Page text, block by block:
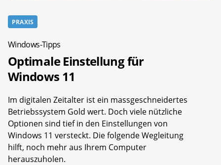
PRAXIS
Windows-Tipps
Optimale Einstellung für
Windows 11
Im digitalen Zeitalter ist ein massgeschneidertes
Betriebssystem Gold wert. Doch viele nützliche
Optionen sind tief in den Einstellungen von
Windows 11 versteckt. Die folgende Wegleitung
hilft, noch mehr aus Ihrem Computer
herauszuholen.